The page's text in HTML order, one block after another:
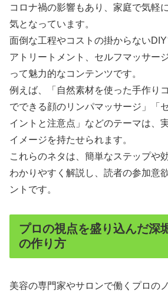
コロナ禍の影響もあり、家庭で気軽
気となっています。
面倒な工程やコストの掛からない
アトリートメント、セルフマッサー
って魅力的なコンテンツです。
例えば、「自然素材を使った手作り
でできる顔のリンパマッサージ」「
イントと注意点」などのテーマは、
イメージを持たせられます。
これらのネタは、簡単なステップや
わかりやすく解説し、読者の参加意
ントです。
プロの視点を盛り込んだ深
の作り方
美容の専門家やサロンで働くプロの